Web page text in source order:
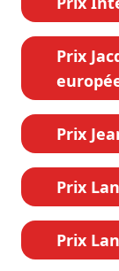
Prix
Prix
Prix
Prix